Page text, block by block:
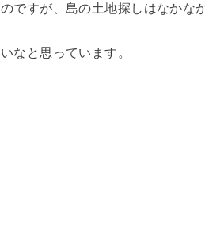
ですが、島の土地探しはなかな
なと思っています。